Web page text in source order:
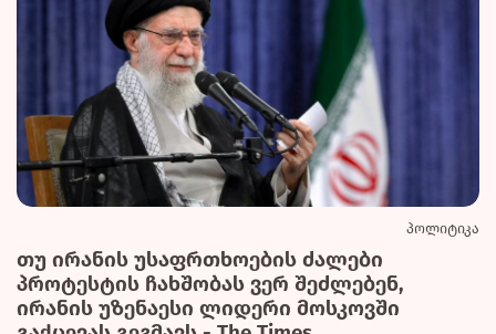
პოლიტიკა
თუ ირანის უსაფრთხოების ძალები
პროტესტის ჩახშობას ვერ შეძლებენ,
ირანის უზენაესი ლიდერი მოსკოვში